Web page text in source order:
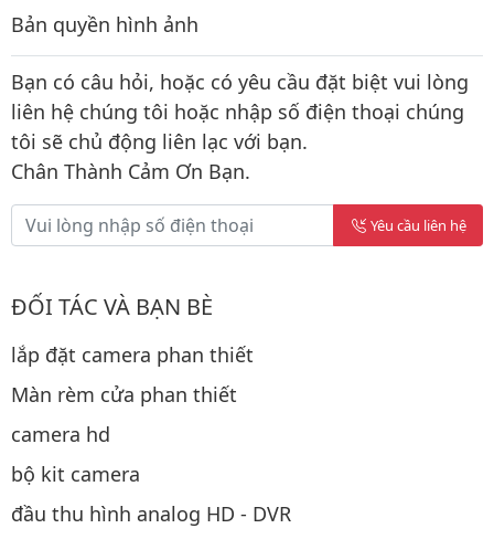
Bản quyền hình ảnh
Bạn có câu hỏi, hoặc có yêu cầu đặt biệt vui lòng
liên hệ chúng tôi hoặc nhập số điện thoại chúng
tôi sẽ chủ động liên lạc với bạn.
Chân Thành Cảm Ơn Bạn.
Yêu cầu liên hệ
ĐỐI TÁC VÀ BẠN BÈ
lắp đặt camera phan thiết
Màn rèm cửa phan thiết
camera hd
bộ kit camera
đầu thu hình analog HD - DVR